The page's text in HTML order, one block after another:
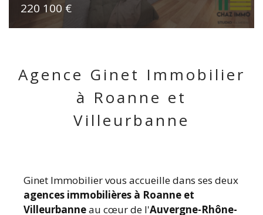
220 100 €
Agence Ginet Immobilier
à Roanne et
Villeurbanne
Ginet Immobilier vous accueille dans ses deux
agences immobilières à Roanne et
Villeurbanneau cœur de l'Auvergne-Rhône-